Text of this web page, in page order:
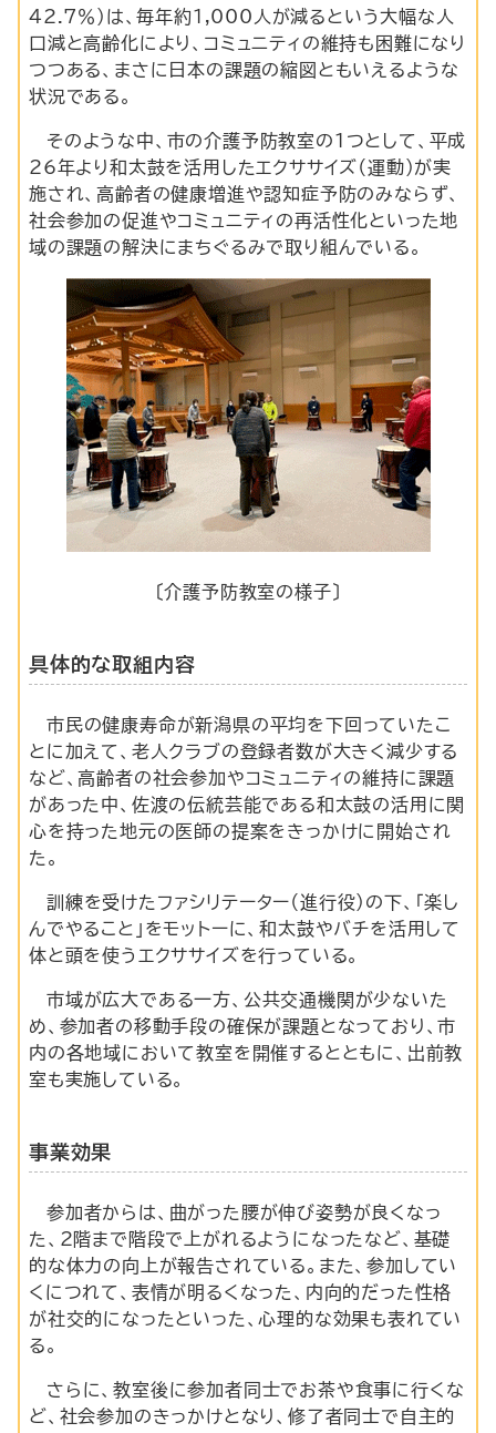
42.7％）は、毎年約1,000人が減るという大幅な人
口減と高齢化により、コミュニティの維持も困難になり
つつある、まさに日本の課題の縮図ともいえるような
状況である。
そのような中、市の介護予防教室の1つとして、平成
26年より和太鼓を活用したエクササイズ（運動）が実
施され、高齢者の健康増進や認知症予防のみならず、
社会参加の促進やコミュニティの再活性化といった地
域の課題の解決にまちぐるみで取り組んでいる。
〔介護予防教室の様子〕
具体的な取組内容
市民の健康寿命が新潟県の平均を下回っていたこ
とに加えて、老人クラブの登録者数が大きく減少する
など、高齢者の社会参加やコミュニティの維持に課題
があった中、佐渡の伝統芸能である和太鼓の活用に関
心を持った地元の医師の提案をきっかけに開始され
た。
訓練を受けたファシリテーター（進行役）の下、「楽し
んでやること」をモットーに、和太鼓やバチを活用して
体と頭を使うエクササイズを行っている。
市域が広大である一方、公共交通機関が少ないた
め、参加者の移動手段の確保が課題となっており、市
内の各地域において教室を開催するとともに、出前教
室も実施している。
事業効果
参加者からは、曲がった腰が伸び姿勢が良くなっ
た、2階まで階段で上がれるようになったなど、基礎
的な体力の向上が報告されている。また、参加してい
くにつれて、表情が明るくなった、内向的だった性格
が社交的になったといった、心理的な効果も表れてい
る。
さらに、教室後に参加者同士でお茶や食事に行くな
ど、社会参加のきっかけとなり、修了者同士で自主的